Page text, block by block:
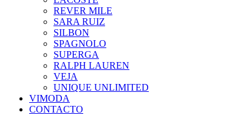
REVER MILE
SARA RUIZ
SILBON
SPAGNOLO
SUPERGA
RALPH LAUREN
VEJA
UNIQUE UNLIMITED
VIMODA
CONTACTO